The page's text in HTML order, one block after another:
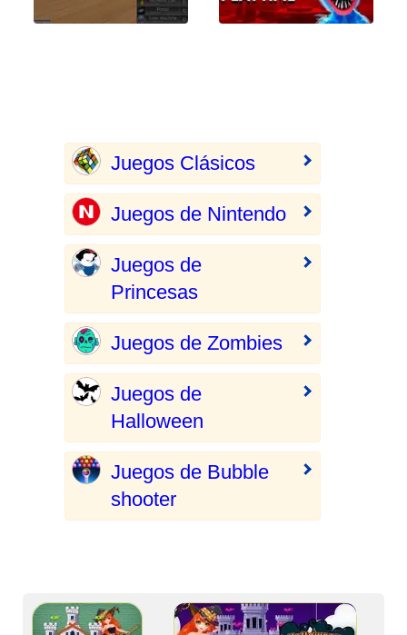
Juegos Clásicos
Juegos de Nintendo
Juegos de
Princesas
Juegos de Zombies
Juegos de
Halloween
Juegos de Bubble
shooter